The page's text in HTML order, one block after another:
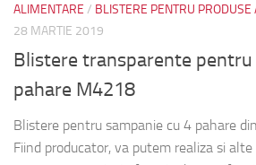
ALIMENTARE / BLISTERE PENTRU PRODUSE
28 MARTIE 2019
Blistere transparente pentru
pahare M4218
Blistere pentru sampanie cu 4 pahare
Fiind producator, va putem realiza si